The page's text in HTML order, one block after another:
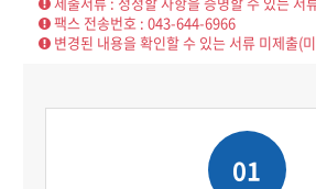
팩스 전송번호 : 043-644-6966
변경된 내용을 확인할 수 있는 서류 미제출(
01